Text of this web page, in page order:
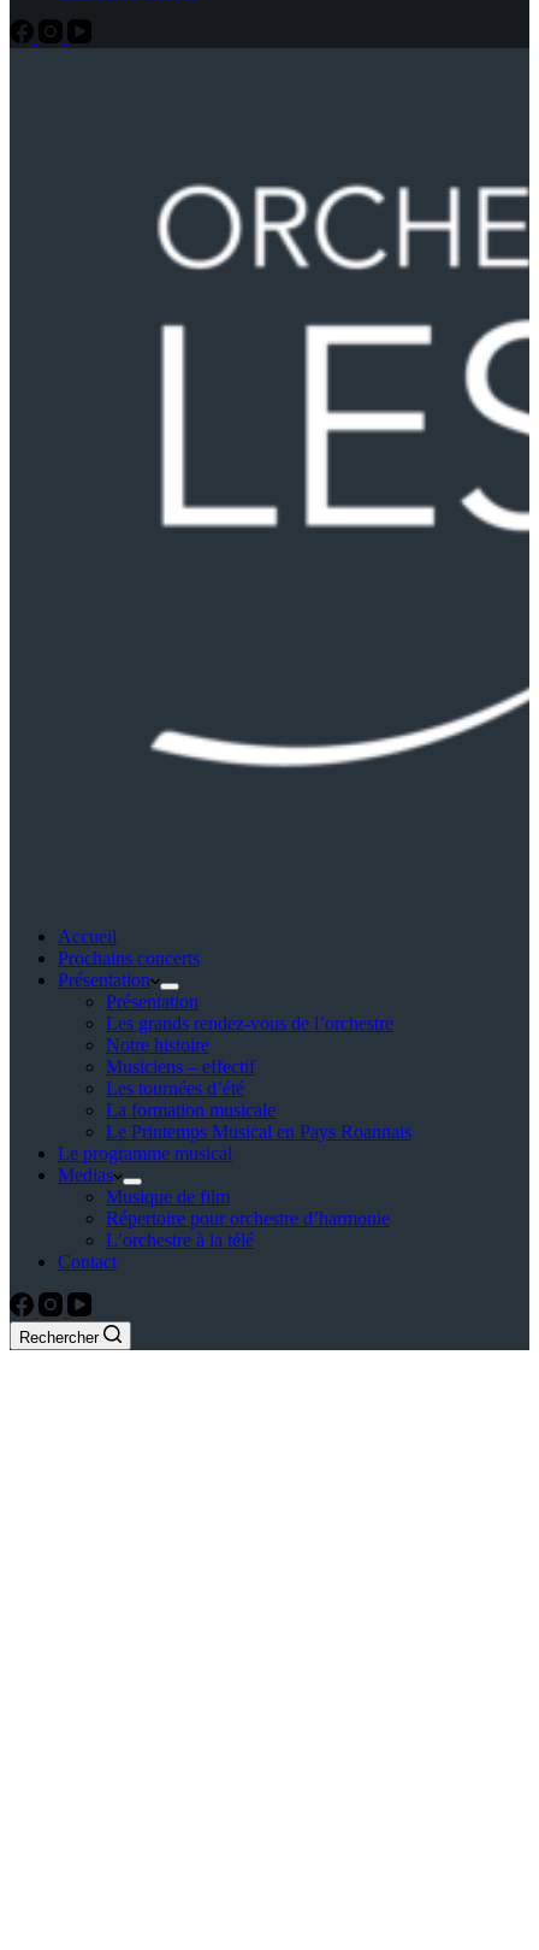
Accueil
Prochains concerts
Présentation
Présentation
Les grands rendez-vous de l’orchestre
Notre histoire
Musiciens – effectif
Les tournées d’été
La formation musicale
Le Printemps Musical en Pays Roannais
Le programme musical
Medias
Musique de film
Répertoire pour orchestre d’harmonie
L’orchestre à la télé
Contact
Rechercher